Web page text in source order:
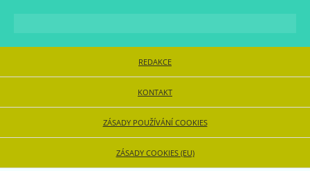
REDAKCE
KONTAKT
ZÁSADY POUŽÍVÁNÍ COOKIES
ZÁSADY COOKIES (EU)